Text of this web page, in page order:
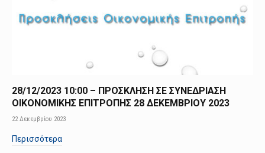
28/12/2023 10:00 – ΠΡΟΣΚΛΗΣΗ ΣΕ ΣΥΝΕΔΡΙΑΣΗ
ΟΙΚΟΝΟΜΙΚΗΣ ΕΠΙΤΡΟΠΗΣ 28 ΔΕΚΕΜΒΡΙΟΥ 2023
22 Δεκεμβρίου 2023
Περισσότερα